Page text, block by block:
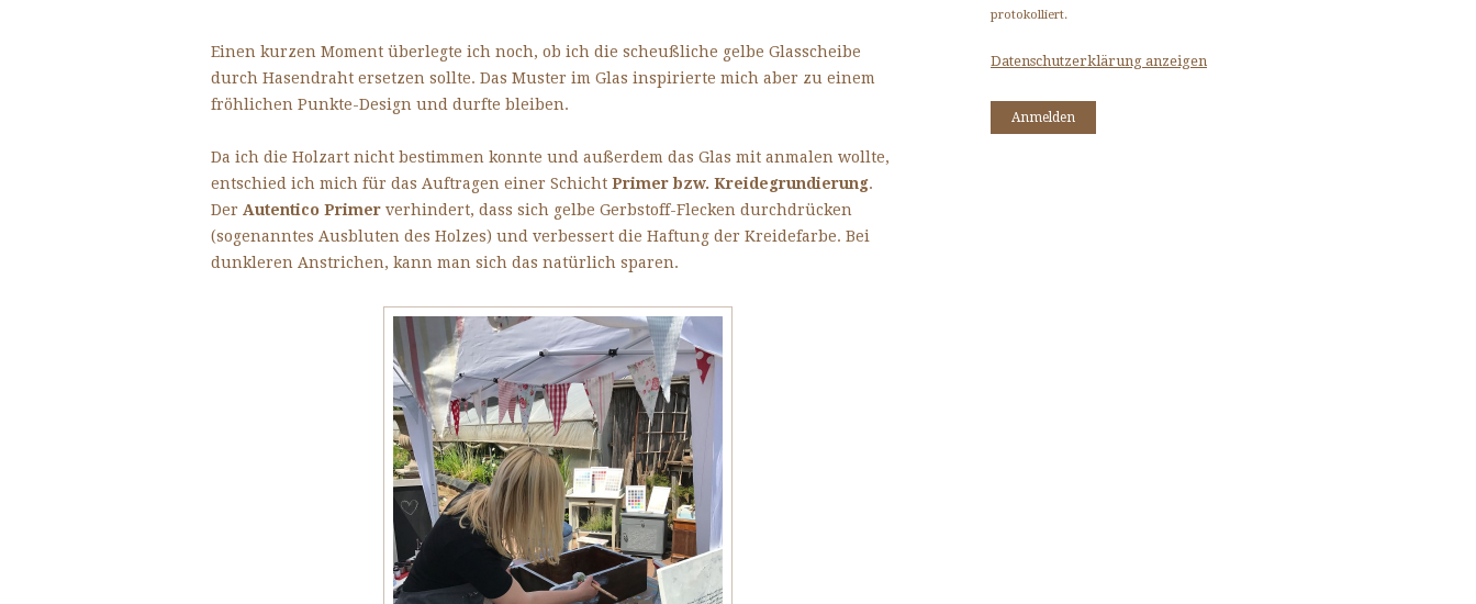
Einen kurzen Moment überlegte ich noch, ob ich die scheußliche gelbe Glasscheibe
durch Hasendraht ersetzen sollte. Das Muster im Glas inspirierte mich aber zu einem
fröhlichen Punkte-Design und durfte bleiben.
Da ich die Holzart nicht bestimmen konnte und außerdem das Glas mit anmalen wollte,
entschied ich mich für das Auftragen einer Schicht Primer bzw. Kreidegrundierung.
Der Autentico Primer verhindert, dass sich gelbe Gerbstoff-Flecken durchdrücken
(sogenanntes Ausbluten des Holzes) und verbessert die Haftung der Kreidefarbe. Bei
dunkleren Anstrichen, kann man sich das natürlich sparen.
protokolliert.
Datenschutzerklärung anzeigen